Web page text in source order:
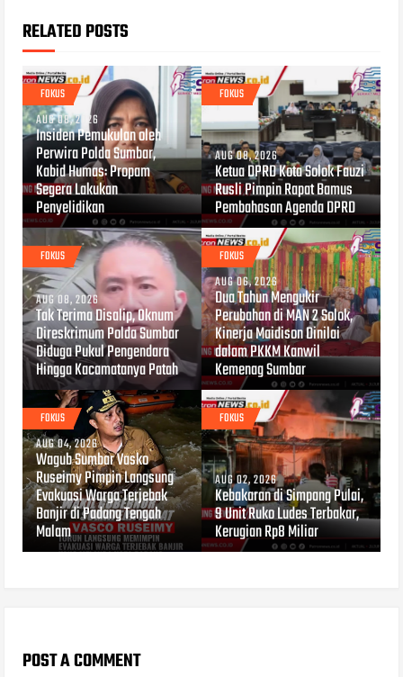
RELATED POSTS
FOKUS
AUG 08, 2026
Insiden Pemukulan oleh
Perwira Polda Sumbar,
Kabid Humas: Propam
Segera Lakukan
Penyelidikan
FOKUS
AUG 08, 2026
Ketua DPRD Kota Solok Fauzi
Rusli Pimpin Rapat Bamus
Pembahasan Agenda DPRD
FOKUS
AUG 08, 2026
Tak Terima Disalip, Oknum
Direskrimum Polda Sumbar
Diduga Pukul Pengendara
Hingga Kacamatanya Patah
FOKUS
AUG 06, 2026
Dua Tahun Mengukir
Perubahan di MAN 2 Solok,
Kinerja Maidison Dinilai
dalam PKKM Kanwil
Kemenag Sumbar
FOKUS
AUG 04, 2026
Wagub Sumbar Vasko
Ruseimy Pimpin Langsung
Evakuasi Warga Terjebak
Banjir di Padang Tengah
Malam
FOKUS
AUG 02, 2026
Kebakaran di Simpang Pulai,
9 Unit Ruko Ludes Terbakar,
Kerugian Rp8 Miliar
POST A COMMENT